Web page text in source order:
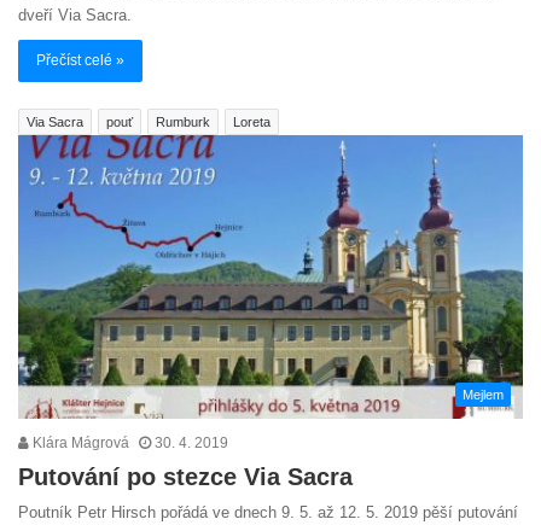
dveří Via Sacra.
Přečíst celé »
Via Sacra pouť Rumburk Loreta
Mejlem
Klára Mágrová 30. 4. 2019
Putování po stezce Via Sacra
Poutník Petr Hirsch pořádá ve dnech 9. 5. až 12. 5. 2019 pěší putování